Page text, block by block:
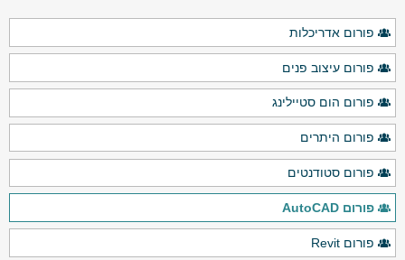
פורום אדריכלות
פורום עיצוב פנים
פורום הום סטיילינג
פורום היתרים
פורום סטודנטים
פורום AutoCAD
פורום Revit